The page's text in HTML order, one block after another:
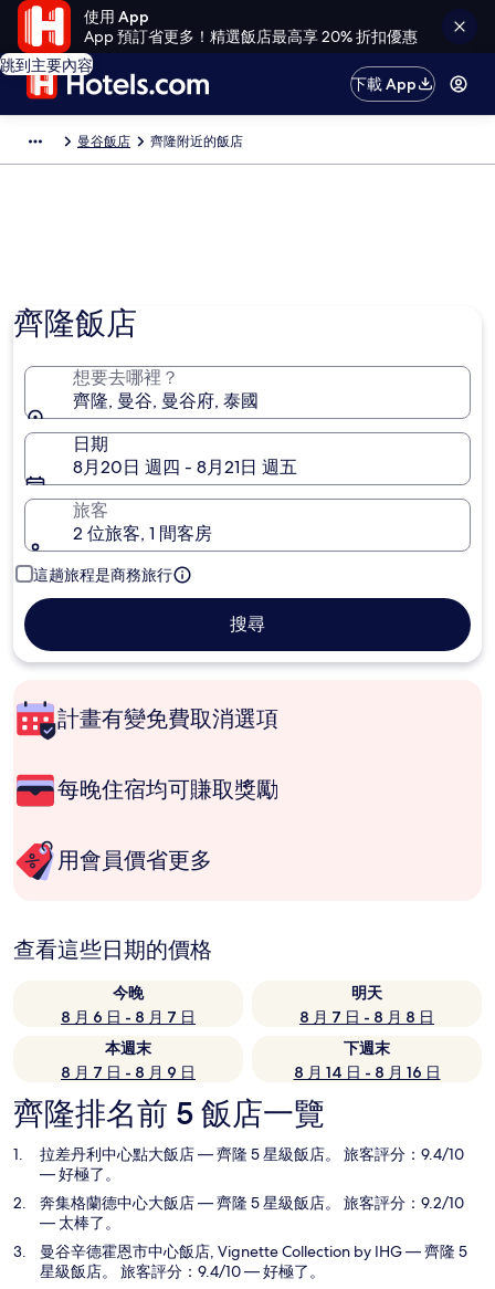
使用 App
App 預訂省更多！精選飯店最高享 20% 折扣優惠
跳到主要內容
下載 App
曼谷飯店 齊隆附近的飯店
齊隆飯店
想要去哪裡？
齊隆, 曼谷, 曼谷府, 泰國
日期
8月20日 週四 - 8月21日 週五
旅客
2 位旅客, 1 間客房
這趟旅程是商務旅行
搜尋
計畫有變免費取消選項
每晚住宿均可賺取獎勵
用會員價省更多
查看這些日期的價格
今晚
8 月 6 日 - 8 月 7 日
明天
8 月 7 日 - 8 月 8 日
本週末
8 月 7 日 - 8 月 9 日
下週末
8 月 14 日 - 8 月 16 日
齊隆排名前 5 飯店一覽
拉差丹利中心點大飯店— 齊隆 5 星級飯店。 旅客評分：9.4/10
— 好極了。
奔集格蘭德中心大飯店— 齊隆 5 星級飯店。 旅客評分：9.2/10
— 太棒了。
曼谷辛德霍恩市中心飯店, Vignette Collection by IHG— 齊隆 5
星級飯店。 旅客評分：9.4/10 — 好極了。